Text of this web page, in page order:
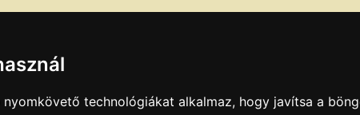
technológiákat alkalmaz, hogy javítsa a